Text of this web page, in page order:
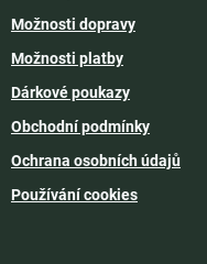
Možnosti dopravy
Možnosti platby
Dárkové poukazy
Obchodní podmínky
Ochrana osobních údajů
Používání cookies